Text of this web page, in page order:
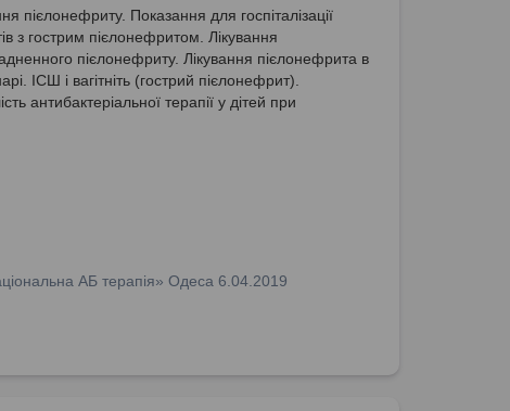
пієлонефриту. Показання для госпіталізації
з гострим пієлонефритом. Лікування
пієлонефриту. Лікування пієлонефрита в
ІСШ і вагітніть (гострий пієлонефрит).
антибактеріальної терапії у дітей при
АБ терапія» Одеса 6.04.2019